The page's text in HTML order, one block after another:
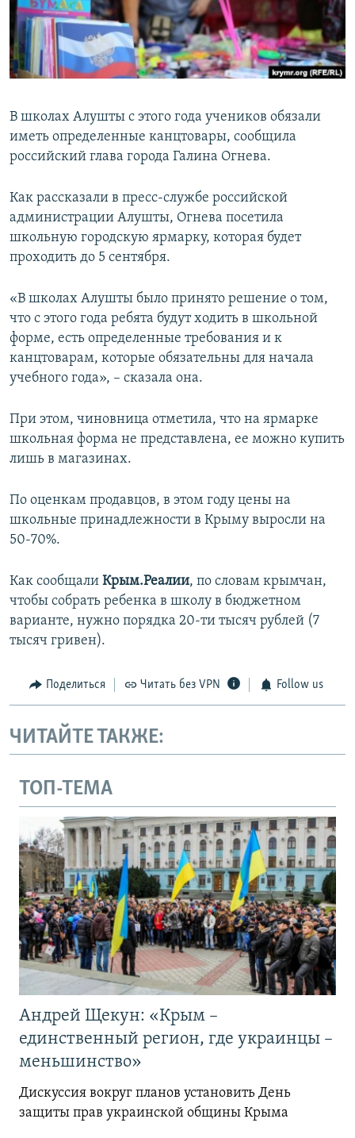
ПОБЕДИТЕЛЕЙ НЕ СУДЯТ?
КРЫМ.НЕПОКОРЕННЫЙ
ELIFBE
ПРИСОЕДИНЯЙТЕСЬ!
Все сайты RFE/RL
В школах Алушты с этого года учеников обязали
иметь определенные канцтовары, сообщила
российский глава города Галина Огнева.
Как рассказали в пресс-службе российской
администрации Алушты, Огнева посетила
школьную городскую ярмарку, которая будет
проходить до 5 сентября.
«В школах Алушты было принято решение о том,
что с этого года ребята будут ходить в школьной
форме, есть определенные требования и к
канцтоварам, которые обязательны для начала
учебного года», – сказала она.
При этом, чиновница отметила, что на ярмарке
школьная форма не представлена, ее можно купить
лишь в магазинах.
По оценкам продавцов, в этом году цены на
школьные принадлежности в Крыму выросли на
50-70%.
Как сообщали Крым.Реалии, по словам крымчан,
чтобы собрать ребенка в школу в бюджетном
варианте, нужно порядка 20-ти тысяч рублей (7
тысяч гривен).
Поделиться Читать без VPN Follow us
ЧИТАЙТЕ ТАКЖЕ:
ТОП-ТЕМА
Андрей Щекун: «Крым –
единственный регион, где украинцы –
меньшинство»
Дискуссия вокруг планов установить День
защиты прав украинской общины Крыма